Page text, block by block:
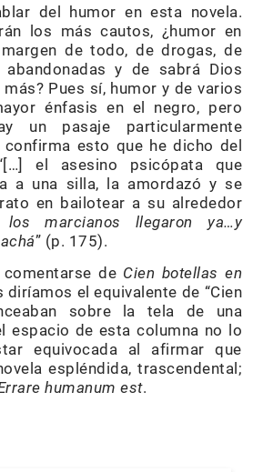
del humor en esta novela.
los más cautos, ¿humor en
de todo, de drogas, de
y de sabrá Dios
Pues sí, humor y de varios
énfasis en el negro, pero
un pasaje particularmente
esto que he dicho del
el asesino psicópata que
a una silla, la amordazó y se
en bailotear a su alrededor
los marcianos llegaron ya…y
” (p. 175).
de Cien botellas en
el equivalente de “Cien
sobre la tela de una
espacio de esta columna no lo
equivocada al afirmar que
espléndida, trascendental;
humanum est.